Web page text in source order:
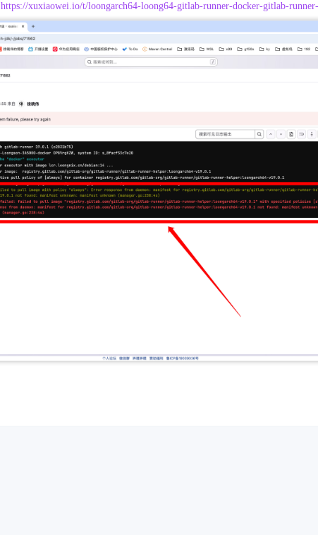
https://xuxiaowei.io/t/loongarch64-loong64-gitlab-runner-docker-gitlab-